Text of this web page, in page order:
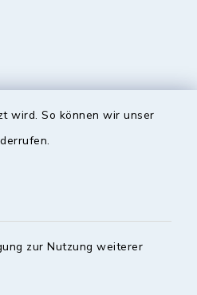
wird. So können wir unser
zur Nutzung weiterer
Lichtenfels